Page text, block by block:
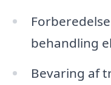
behandling
Bevaring af